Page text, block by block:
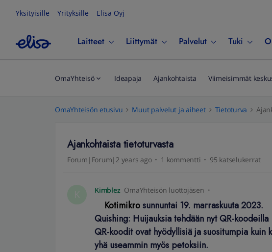
Yksityisille Yrityksille Elisa Oyj
Laitteet Liittymät Palvelut Tuki
OmaYhteisö Ideapaja Ajankohtaista Viimeisimmät
OmaYhteisön etusivu Muut palvelut ja aiheet Tietoturva
Ajankohtaista tietoturvasta
Forum|Forum|2 years ago 1 kommentti 95 katselukerrat
Kimblez OmaYhteisön luottojäsen
Kotimikrosunnuntai 19. marraskuuta 2023.
Quishing: Huijauksia tehdään nyt QR-koodeilla
QR-koodit ovat hyödyllisiä ja suositumpia kuin
yhä useammin myös petoksiin.